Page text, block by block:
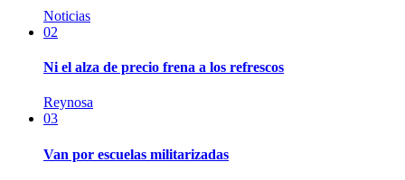
Noticias
02
Ni el alza de precio frena a los refrescos
Reynosa
03
Van por escuelas militarizadas